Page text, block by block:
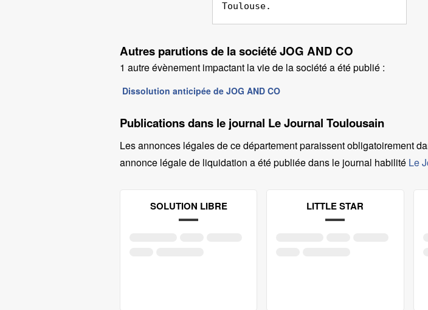
Toulouse.
Autres parutions de la société JOG AND CO
1 autre évènement impactant la vie de la société a été publié :
Dissolution anticipée de JOG AND CO
Publications dans le journal Le Journal Toulousain
Les annonces légales de ce département paraissent obligatoirement
annonce légale de liquidation a été publiée dans le journal habilité Le
SOLUTION LIBRE LITTLE STAR